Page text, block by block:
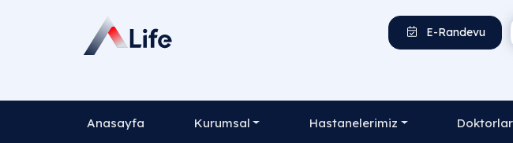
E-Randevu
Anasayfa Kurumsal Hastanelerimiz Doktorlar